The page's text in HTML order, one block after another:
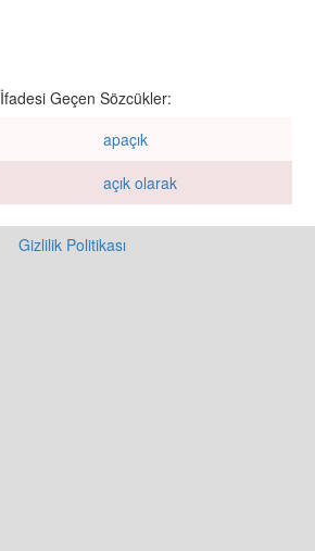
İfadesi Geçen Sözcükler:
apaçık
açık olarak
Gizlilik Politikası